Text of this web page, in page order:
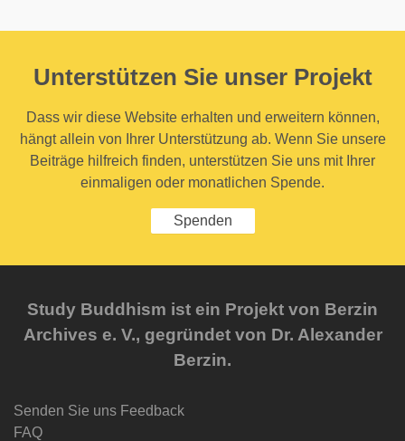
Unterstützen Sie unser Projekt
Dass wir diese Website erhalten und erweitern können,
hängt allein von Ihrer Unterstützung ab. Wenn Sie unsere
Beiträge hilfreich finden, unterstützen Sie uns mit Ihrer
einmaligen oder monatlichen Spende.
Spenden
Study Buddhism ist ein Projekt von Berzin
Archives e. V., gegründet von Dr. Alexander
Berzin.
Senden Sie uns Feedback
FAQ